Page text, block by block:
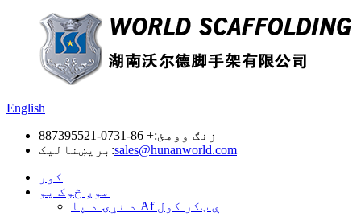
English
زنګ ووهئ:+ 86-0731-887395521
بریښنالیک:sales@hunanworld.com
کور
موږ څوک یو
د نړۍ د پا Af ې ټکر کول